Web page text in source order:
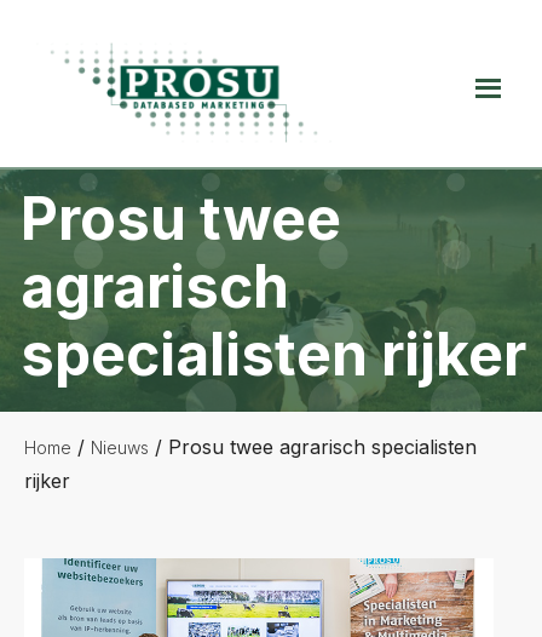
hoofdnavigatie
voettekst
Prosu
Databased
Marketing
Prosu twee
agrarisch
specialisten rijker
Home / Nieuws / Prosu twee agrarisch specialisten
rijker